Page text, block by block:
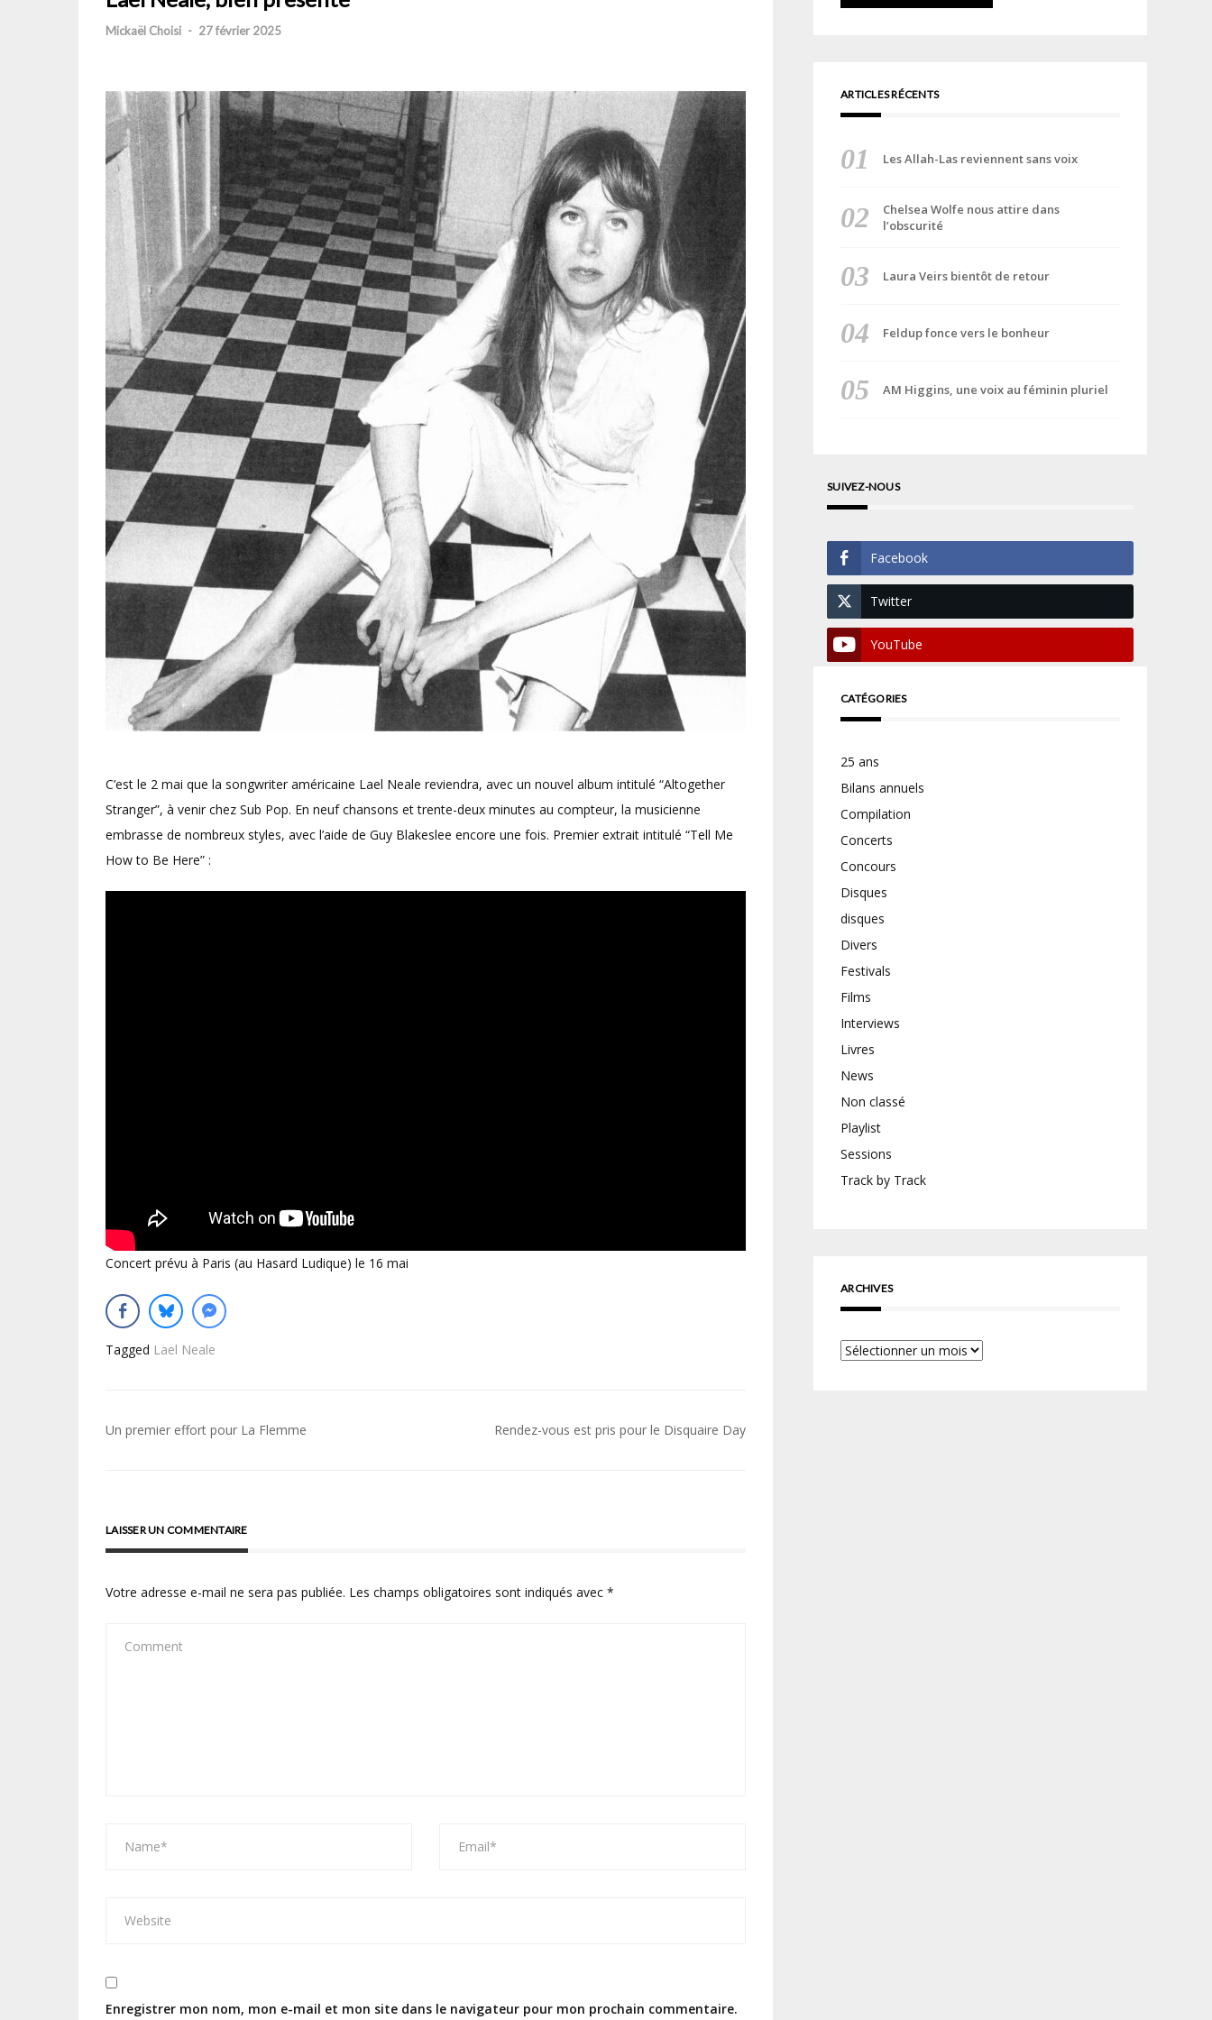
Mickaël Choisi - 27 février 2025
C’est le 2 mai que la songwriter américaine Lael Neale reviendra, avec un nouvel album intitulé “Altogether
Stranger”, à venir chez Sub Pop. En neuf chansons et trente-deux minutes au compteur, la musicienne
embrasse de nombreux styles, avec l’aide de Guy Blakeslee encore une fois. Premier extrait intitulé “Tell Me
How to Be Here” :
Concert prévu à Paris (au Hasard Ludique) le 16 mai
Tagged Lael Neale
Navigation
Un premier effort pour La Flemme Rendez-vous est pris pour le Disquaire Day
LAISSER UN COMMENTAIRE
Votre adresse e-mail ne sera pas publiée. Les champs obligatoires sont indiqués avec *
Enregistrer mon nom, mon e-mail et mon site dans le navigateur pour mon prochain commentaire.
ARTICLES RÉCENTS
Les Allah-Las reviennent sans voix
Chelsea Wolfe nous attire dans
l’obscurité
Laura Veirs bientôt de retour
Feldup fonce vers le bonheur
AM Higgins, une voix au féminin pluriel
SUIVEZ-NOUS
Facebook
Twitter
YouTube
CATÉGORIES
25 ans
Bilans annuels
Compilation
Concerts
Concours
Disques
disques
Divers
Festivals
Films
Interviews
Livres
News
Non classé
Playlist
Sessions
Track by Track
ARCHIVES
Archives